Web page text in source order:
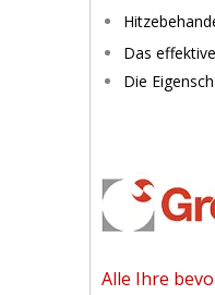
Das
Die
Alle Ihre